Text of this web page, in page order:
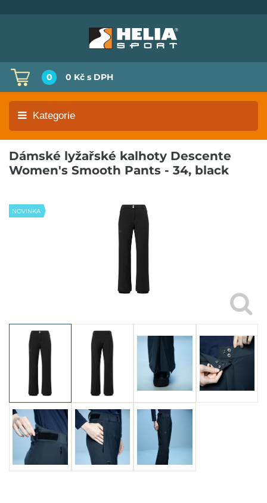
0 0 Kč s DPH
Kategorie
Dámské lyžařské kalhoty Descente
Women's Smooth Pants - 34, black
NOVINKA